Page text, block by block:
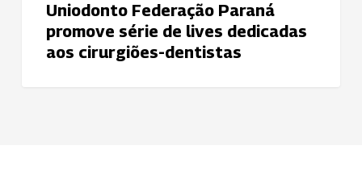
dentistas
Uniodonto Federação Paraná
promove série de lives dedicadas
aos cirurgiões-dentistas